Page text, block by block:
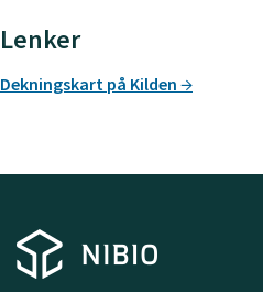
Lenker
Dekningskart på Kilden